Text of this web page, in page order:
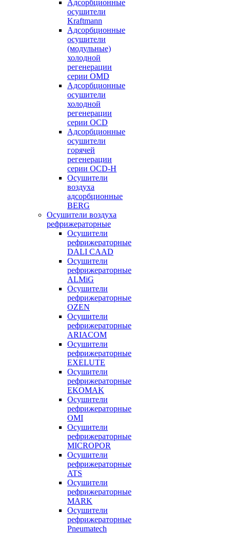
Адсорбционные
осушители
Kraftmann
Адсорбционные
осушители
(модульные)
холодной
регенерации
серии OMD
Адсорбционные
осушители
холодной
регенерации
серии OCD
Адсорбционные
осушители
горячей
регенерации
серии OСD-H
Осушители
воздуха
адсорбционные
BERG
Осушители воздуха
рефрижераторные
Осушители
рефрижераторные
DALI CAAD
Осушители
рефрижераторные
ALMiG
Осушители
рефрижераторные
OZEN
Осушители
рефрижераторные
ARIACOM
Осушители
рефрижераторные
EXELUTE
Осушители
рефрижераторные
EKOMAK
Осушители
рефрижераторные
OMI
Осушители
рефрижераторные
MICROPOR
Осушители
рефрижераторные
ATS
Осушители
рефрижераторные
MARK
Осушители
рефрижераторные
Pneumatech